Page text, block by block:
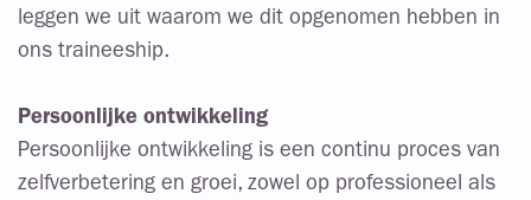
leggen we uit waarom we dit opgenomen hebben in
ons traineeship.
Persoonlijke ontwikkeling
Persoonlijke ontwikkeling is een continu proces van
zelfverbetering en groei, zowel op professioneel als